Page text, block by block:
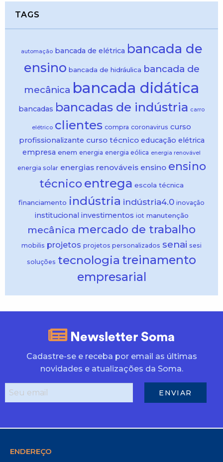
TAGS
automação bancada de elétrica bancada de
ensino bancada de hidráulica bancada de
mecânica bancada didática
bancadas bancadas de indústria carro
elétrico clientes compra coronavirus curso
profissionalizante curso técnico educação elétrica
empresa enem energia energia eólica energia renovável
energia solar energias renováveis ensino ensino
técnico entrega escola técnica
financiamento indústria indústria4.0 inovação
institucional investimentos iot manutenção
mecânica mercado de trabalho
mobilis projetos projetos personalizados senai sesi
soluções tecnologia treinamento
empresarial
Newsletter Soma
Cadastre-se e receba por email as últimas
novidades e atualizações da Soma.
ENDEREÇO